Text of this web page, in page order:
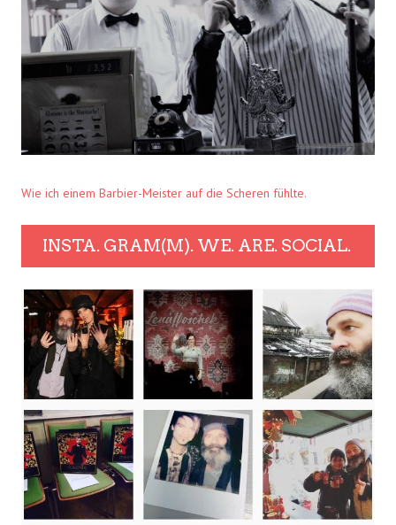
Wie ich einem Barbier-Meister auf die Scheren fühlte.
INSTA. GRAM(M). WE. ARE. SOCIAL.